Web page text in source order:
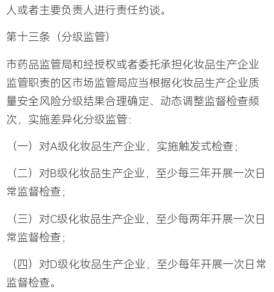
人或者主要负责人进行责任约谈。
第十三条（分级监管）
市药品监管局和经授权或者委托承担化妆品生产企业
监管职责的区市场监管局应当根据化妆品生产企业质
量安全风险分级结果合理确定、动态调整监督检查频
次，实施差异化分级监管：
（一）对A级化妆品生产企业，实施触发式检查；
（二）对B级化妆品生产企业，至少每三年开展一次日
常监督检查；
（三）对C级化妆品生产企业，至少每两年开展一次日
常监督检查；
（四）对D级化妆品生产企业，至少每年开展一次日常
监督检查。